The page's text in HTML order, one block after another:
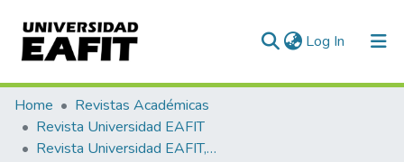
Log In (current)
Communities & Collections
All of DSpace
Home
Revistas Académicas
Revista Universidad EAFIT
Revista Universidad EAFIT, Vol. 52, Núm. 170 (2017)